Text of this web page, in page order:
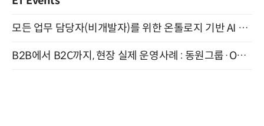
모든 업무 담당자(비개발자)를 위한 온톨로지 기반 AI 지식체계 설계 1-day 워크숍 8월 20일 개최
B2B에서 B2C까지, 현장 실제 운영사례 : 동원그룹·OCI·다이닝브랜즈그룹·당근 (8/27)